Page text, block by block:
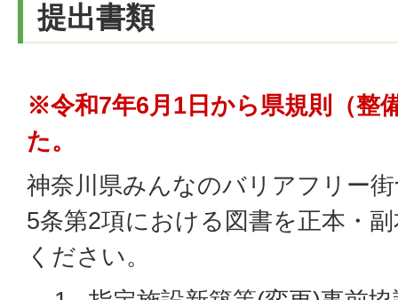
提出書類
※令和7年6月1日から県規則（整
た。
神奈川県みんなのバリアフリー
5条第2項における図書を正本・
ください。